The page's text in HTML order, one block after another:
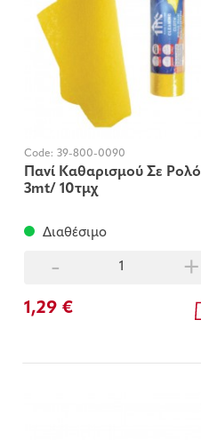
Code: 39-800-0090
Πανί Καθαρισμού Σε Ρολό
3mt/ 10τμχ
Διαθέσιμο
- +
1,29 €